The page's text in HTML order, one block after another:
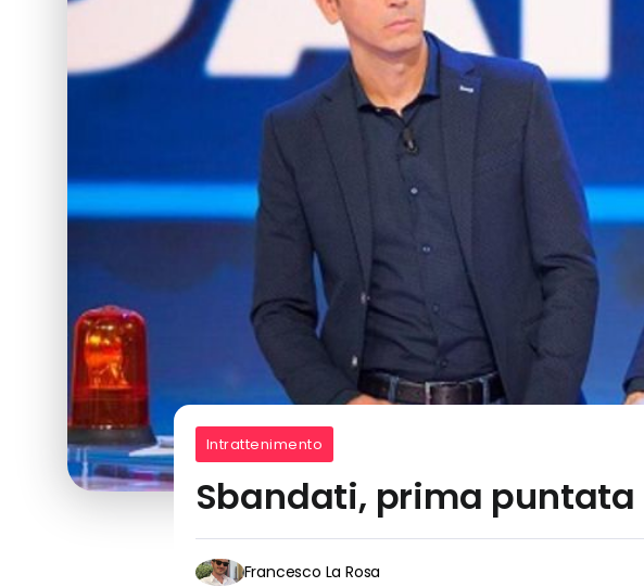
Intrattenimento
Sbandati, prima
Francesco La Rosa